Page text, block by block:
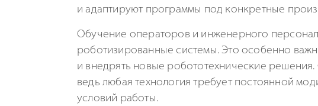
и адаптируют программы под конкретные
Обучение операторов и инженерного
роботизированные системы. Это особенно
и внедрять новые робототехнические
ведь любая технология требует постоянной
условий работы.